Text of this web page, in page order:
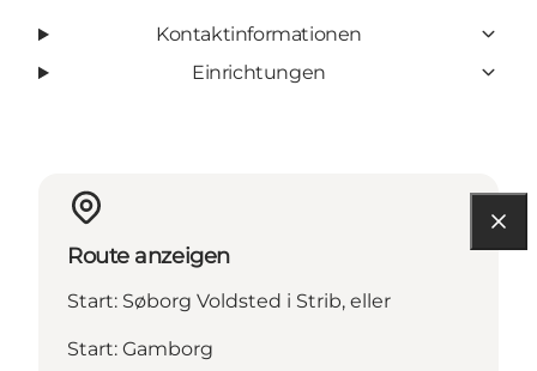
Kontaktinformationen
Einrichtungen
Route anzeigen
Start: Søborg Voldsted i Strib, eller
Start: Gamborg